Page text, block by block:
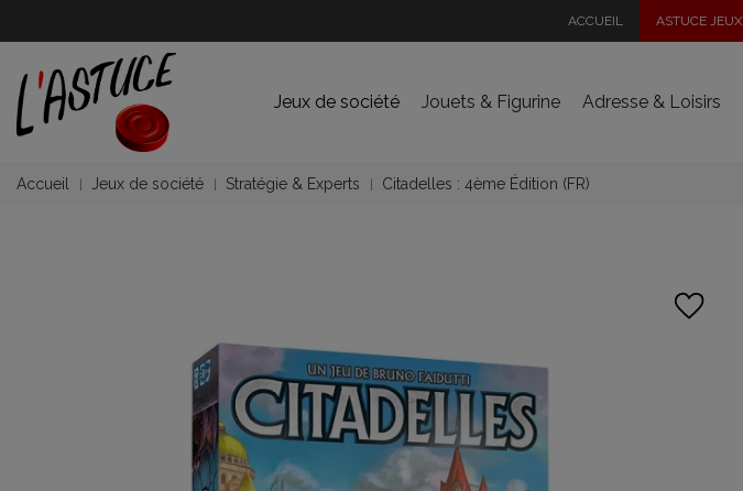
ACCUEIL ASTUCE JEUX
Jeux de société Jouets & Figurine Adresse & Loisirs
Accueil Jeux de société Stratégie & Experts Citadelles : 4ème Édition (FR)